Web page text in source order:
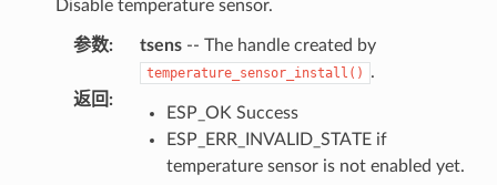
Disable temperature sensor.
参数: tsens-- The handle created by
temperature_sensor_install()
.
返回 :
ESP_OK Success
ESP_ERR_INVALID_STATE if
temperature sensor is not enabled yet.